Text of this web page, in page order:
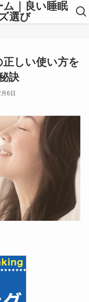
｜良い睡眠
選び
しい使い方を
訣
6日